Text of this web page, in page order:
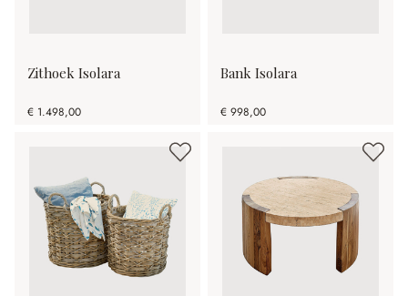
Zithoek Isolara
€ 1.498,00
Bank Isolara
€ 998,00